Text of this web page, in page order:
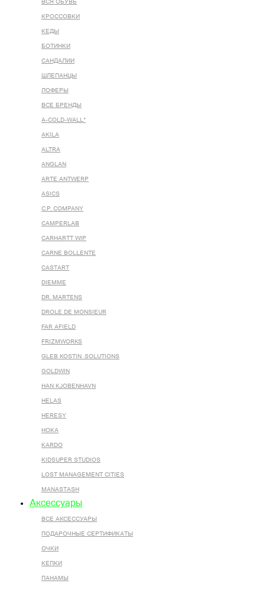
ВСЯ ОБУВЬ
КРОССОВКИ
КЕДЫ
БОТИНКИ
САНДАЛИИ
ШЛЕПАНЦЫ
ЛОФЕРЫ
ВСЕ БРЕНДЫ
A-COLD-WALL*
AKILA
ALTRA
ANGLAN
ARTE ANTWERP
ASICS
C.P. COMPANY
CAMPERLAB
CARHARTT WIP
CARNE BOLLENTE
CASTART
DIEMME
DR. MARTENS
DROLE DE MONSIEUR
FAR AFIELD
FRIZMWORKS
GLEB KOSTIN .SOLUTIONS
GOLDWIN
HAN KJOBENHAVN
HELAS
HERESY
HOKA
KARDO
KIDSUPER STUDIOS
LOST MANAGEMENT CITIES
MANASTASH
Аксессуары
ВСЕ AКСЕССУАРЫ
ПОДАРОЧНЫЕ СЕРТИФИКАТЫ
ОЧКИ
КЕПКИ
ПАНАМЫ